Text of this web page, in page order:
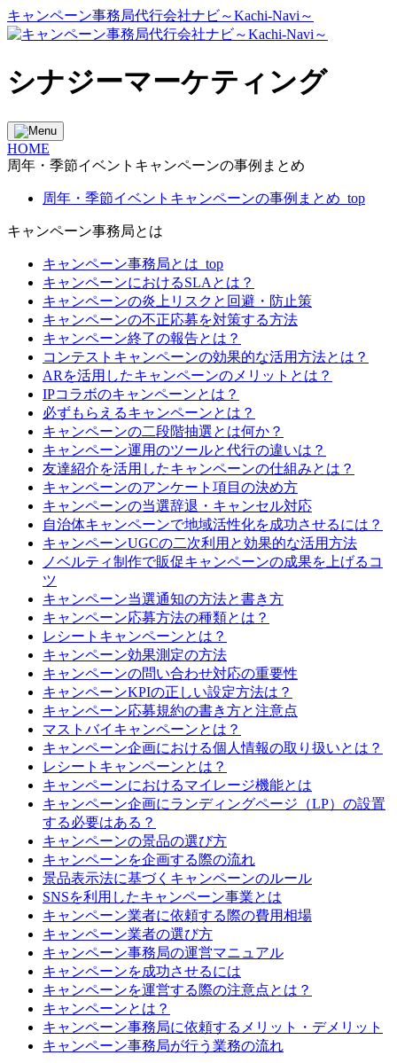
キャンペーン事務局代行会社ナビ～Kachi-Navi～
シナジーマーケティング
HOME
周年・季節イベントキャンペーンの事例まとめ
周年・季節イベントキャンペーンの事例まとめ_top
キャンペーン事務局とは
キャンペーン事務局とは_top
キャンペーンにおけるSLAとは？
キャンペーンの炎上リスクと回避・防止策
キャンペーンの不正応募を対策する方法
キャンペーン終了の報告とは？
コンテストキャンペーンの効果的な活用方法とは？
ARを活用したキャンペーンのメリットとは？
IPコラボのキャンペーンとは？
必ずもらえるキャンペーンとは？
キャンペーンの二段階抽選とは何か？
キャンペーン運用のツールと代行の違いは？
友達紹介を活用したキャンペーンの仕組みとは？
キャンペーンのアンケート項目の決め方
キャンペーンの当選辞退・キャンセル対応
自治体キャンペーンで地域活性化を成功させるには？
キャンペーンUGCの二次利用と効果的な活用方法
ノベルティ制作で販促キャンペーンの成果を上げるコ
ツ
キャンペーン当選通知の方法と書き方
キャンペーン応募方法の種類とは？
レシートキャンペーンとは？
キャンペーン効果測定の方法
キャンペーンの問い合わせ対応の重要性
キャンペーンKPIの正しい設定方法は？
キャンペーン応募規約の書き方と注意点
マストバイキャンペーンとは？
キャンペーン企画における個人情報の取り扱いとは？
レシートキャンペーンとは？
キャンペーンにおけるマイレージ機能とは
キャンペーン企画にランディングページ（LP）の設置
する必要はある？
キャンペーンの景品の選び方
キャンペーンを企画する際の流れ
景品表示法に基づくキャンペーンのルール
SNSを利用したキャンペーン事業とは
キャンペーン業者に依頼する際の費用相場
キャンペーン業者の選び方
キャンペーン事務局の運営マニュアル
キャンペーンを成功させるには
キャンペーンを運営する際の注意点とは？
キャンペーンとは？
キャンペーン事務局に依頼するメリット・デメリット
キャンペーン事務局が行う業務の流れ